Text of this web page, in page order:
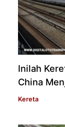
Inilah
China
Kereta